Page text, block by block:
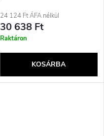
24 124 Ft ÁFA nélkül
30 638 Ft
Raktáron
KOSÁRBA